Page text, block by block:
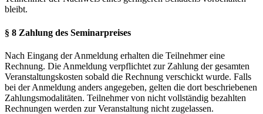
bleibt.
§ 8 Zahlung des Seminarpreises
Nach Eingang der Anmeldung erhalten die Teilnehmer eine
Rechnung. Die Anmeldung verpflichtet zur Zahlung der gesamten
Veranstaltungskosten sobald die Rechnung verschickt wurde. Falls
bei der Anmeldung anders angegeben, gelten die dort beschriebenen
Zahlungsmodalitäten. Teilnehmer von nicht vollständig bezahlten
Rechnungen werden zur Veranstaltung nicht zugelassen.